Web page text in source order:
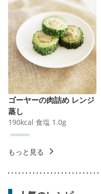
ゴーヤーの肉詰め レンジ
蒸し
190kcal 食塩 1.0g
もっと見る